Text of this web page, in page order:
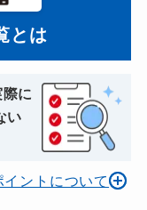
とは
に
い
イントについて